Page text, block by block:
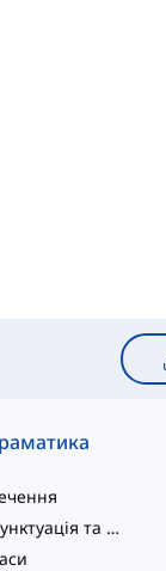
Пунктуація та Орфографія